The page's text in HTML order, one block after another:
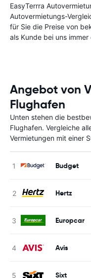
EasyTerrra
Autovermietungs-
für Sie die Preise von
als Kunde bei uns
Angebot von
Flughafen
Unten stehen die
Flughafen. Vergleiche
Vermietungen mit einer
Budget
Hertz
Europcar
Avis
Sixt